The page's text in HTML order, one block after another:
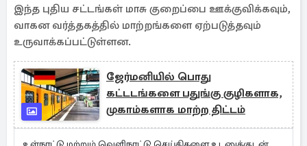
இந்த புதிய சட்டங்கள் மாசு குறைப்பை ஊக்குவிக்கவும்,
வாகன வர்த்தகத்தில் மாற்றங்களை ஏற்படுத்தவும்
உருவாக்கப்பட்டுள்ளன.
ஜேர்மனியில் பொது
கட்டடங்களை பதுங்கு குழிகளாக,
முகாம்களாக மாற்ற திட்டம்